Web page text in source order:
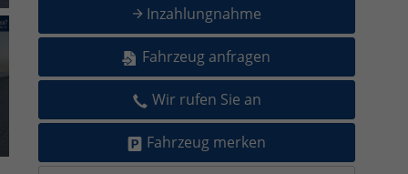
Inzahlungnahme
Fahrzeug anfragen
Wir rufen Sie an
Fahrzeug merken